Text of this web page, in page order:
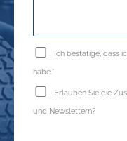
Ich bestätige, dass
habe.*
Erlauben Sie die
und Newslettern?